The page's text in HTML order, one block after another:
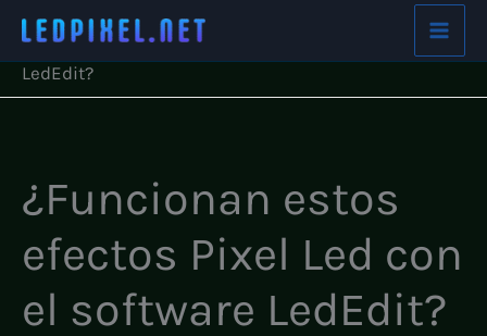
Skip
content
Home
FAQs
¿Funcionan estos efectos Pixel Led con el software
LedEdit?
¿Funcionan estos
efectos Pixel Led con
el software LedEdit?